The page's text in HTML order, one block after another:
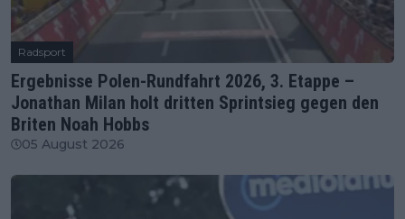
Radsport
Ergebnisse Polen-Rundfahrt 2026, 3. Etappe –
Jonathan Milan holt dritten Sprintsieg gegen den
Briten Noah Hobbs
05 August 2026